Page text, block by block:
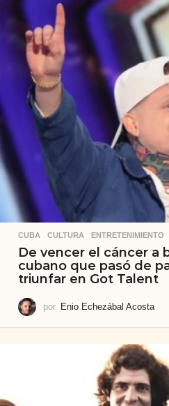
CUBA ,CULTURA ,ENTRETENIMIENTO
De vencer el cáncer a
cubano que pasó de
triunfar en Got Talent
por Enio Echezábal Acosta